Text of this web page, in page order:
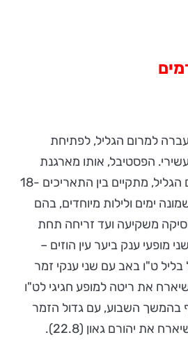
- הבמה עברה למרום הגליל, לפתיחת
הפסטיבל, אותו מארגנת
המועצה האזורית מרום הגליל, מתקיים בין התאריכים 18-
שמונה ימים ולילות מיוחדים, בהם
משקיעה ועד זריחה תחת
מופעי ענק ביער עין הוזים –
ט"ו באב עם שני ענקי זמר
את ריטה למופע חגיגי לט"ו
נוסף בהמשך השבוע, עם גדול הזמר
את יהורם גאון (22.8).